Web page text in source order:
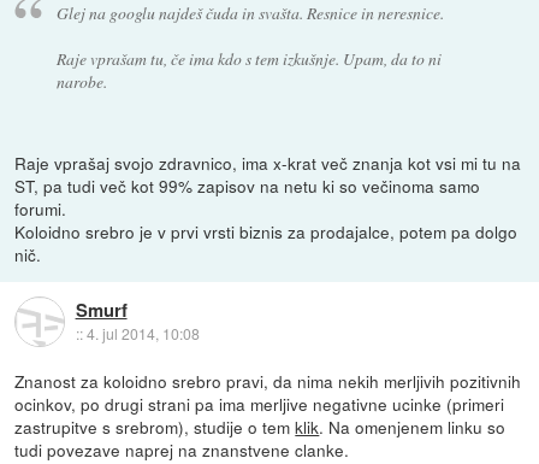
Glej na googlu najdeš čuda in svašta. Resnice in neresnice.
Raje vprašam tu, če ima kdo s tem izkušnje. Upam, da to ni
narobe.
Raje vprašaj svojo zdravnico, ima x-krat več znanja kot vsi mi tu na
ST, pa tudi več kot 99% zapisov na netu ki so večinoma samo
forumi.
Koloidno srebro je v prvi vrsti biznis za prodajalce, potem pa dolgo
nič.
Smurf
::4. jul 2014, 10:08
Znanost za koloidno srebro pravi, da nima nekih merljivih pozitivnih
ocinkov, po drugi strani pa ima merljive negativne ucinke (primeri
zastrupitve s srebrom), studije o temklik. Na omenjenem linku so
tudi povezave naprej na znanstvene clanke.